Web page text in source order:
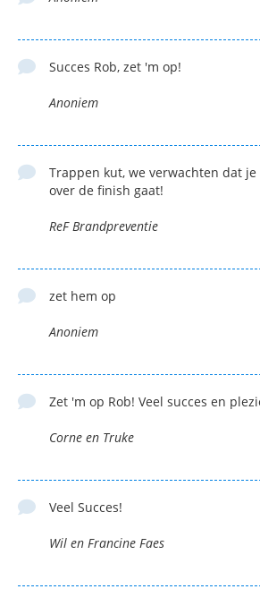
Succes Rob, zet 'm op!
Anoniem
Trappen kut, we verwachten dat
over de finish gaat!
ReF Brandpreventie
zet hem op
Anoniem
Zet 'm op Rob! Veel succes en
Corne en Truke
Veel Succes!
Wil en Francine Faes